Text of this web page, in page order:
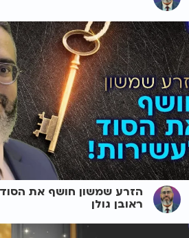
הזרע שמשון חושף את
ראובן גולן